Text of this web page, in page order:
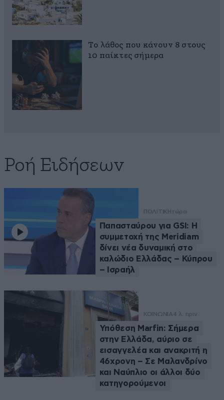
Το λάθος που κάνουν 8 στους
10 παίκτες σήμερα
Ροή Ειδήσεων
ΠΟΛΙΤΙΚΗτώρα
Παπασταύρου για GSI: Η
συμμετοχή της Meridiam
δίνει νέα δυναμική στο
καλώδιο Ελλάδας – Κύπρου
– Ισραήλ
ΚΟΙΝΩΝΙΑ4 λ. πριν
Υπόθεση Marfin: Σήμερα
στην Ελλάδα, αύριο σε
εισαγγελέα και ανακριτή η
46χρονη – Σε Μαλανδρίνο
και Ναύπλιο οι άλλοι δύο
κατηγορούμενοι